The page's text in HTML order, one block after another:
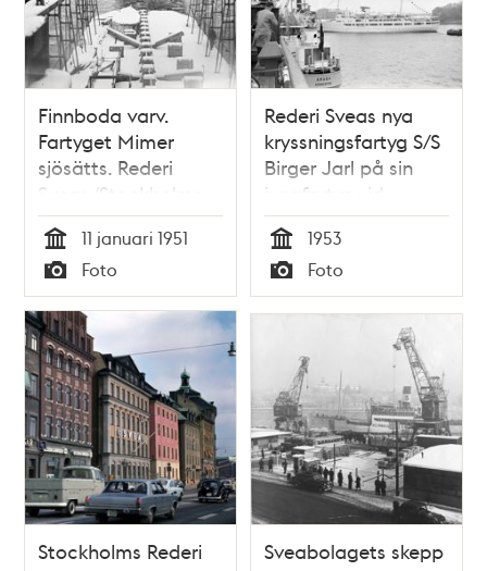
Finnboda varv.
Fartyget Mimer
sjösätts. Rederi
Sveas (Stockholms
Rederi AB Svea)
nybyggda
lastmotorfartyg,
den fjärde i serien
av liknande fartyg
Tid
11 januari 1951
Typ
Foto
Rederi Sveas nya
kryssningsfartyg S/S
Birger Jarl på sin
jungfrutur vid
Norrström.
Tid
1953
Typ
Foto
Stockholms Rederi
Sveabolagets skepp